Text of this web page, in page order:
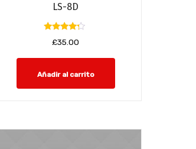
LS-8D
con
de 5
£35.00
Añadir al carrito